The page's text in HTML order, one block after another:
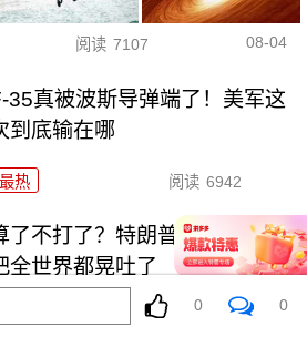
阅读 7107 08-04
35真被波斯导弹端了！美军这
到底输在哪
最热 阅读 6942
了不打了？特朗普这脚刹车，
全世界都晃吐了
15636
0 0